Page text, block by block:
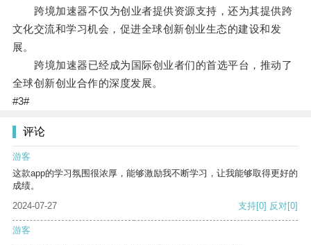
跨境加速器不仅为创业者提供资源支持，还为其提供跨
文化交流和学习机会，促进全球创新创业生态的建设和发
展。
跨境加速器已经成为国际创业者们的首选平台，推动了
全球创新创业合作的深度发展。
#3#
评论
游客
这款app的学习氛围很浓厚，能够激励我不断学习，让我能够取得更好的
成绩。
2024-07-27
支持[0] 反对[0]
游客